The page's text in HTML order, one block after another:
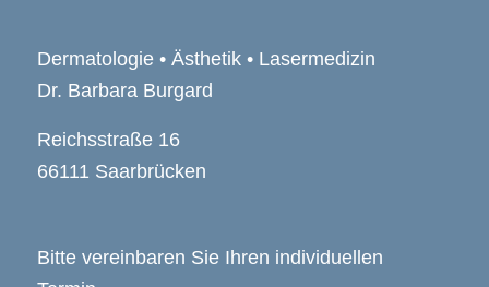
Dermatologie • Ästhetik • Lasermedizin
Dr. Barbara Burgard
Reichsstraße 16
66111 Saarbrücken
Bitte vereinbaren Sie Ihren individuellen